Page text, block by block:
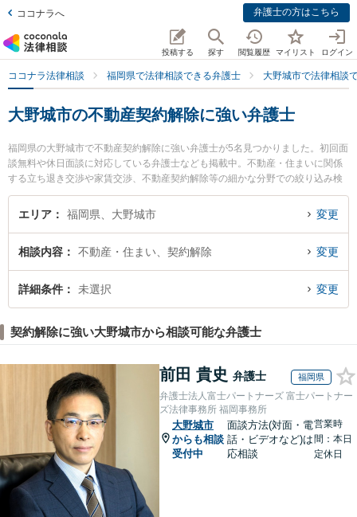
ココナラへ 弁護士の方はこちら
投稿する 探す 閲覧履歴 マイリスト ログイン
ココナラ法律相談 福岡県で法律相談できる弁護士 大野城市で法律相談
大野城市の不動産契約解除に強い弁護士
福岡県の大野城市で不動産契約解除に強い弁護士が5名見つかりました。初回面
談無料や休日面談に対応している弁護士なども掲載中。不動産・住まいに関係
する立ち退き交渉や家賃交渉、不動産契約解除等の細かな分野での絞り込み検
索もでき便利です。特に福岡太陽法律事務所の内堀 逸郎弁護士や弁護士法人福
岡西法律事務所 大野城事務所の赤木 公弁護士、みかさの森法律事務所の森 淳
相談したい』『不動産契約解除のトラブル解決の実績豊富な近くの弁護士を検
索したい』『初回相談無料で不動産契約解除を法律相談できる大野城市内の弁
護士に相談予約したい』などでお困りの相談者さんにおすすめです。
エリア 福岡県、大野城市 変更
相談内容 不動産・住まい、契約解除 変更
詳細条件 未選択 変更
契約解除に強い大野城市から相談可能な弁護士
前田 貴史 弁護士 福岡県
弁護士法人富士パートナーズ 富士パートナー
ズ法律事務所 福岡事務所
大野城市
からも相談
受付中
面談方法(対面・電
話・ビデオなど)は
応相談
営業時
間：本日
定休日